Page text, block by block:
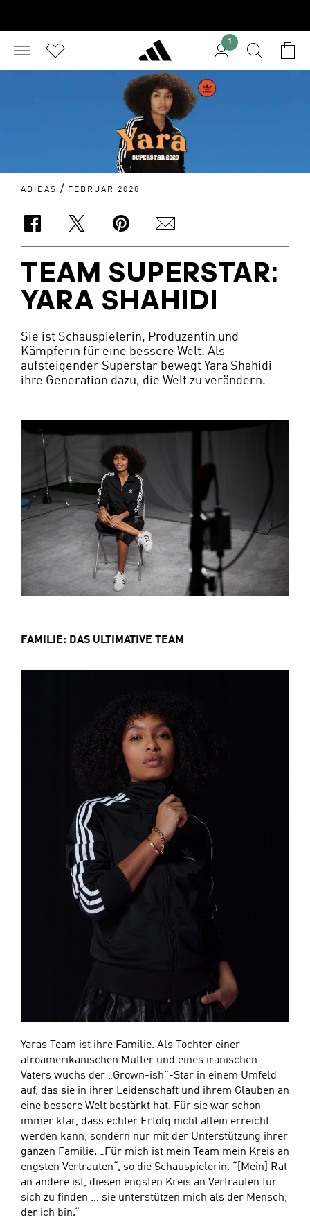
1
ADIDAS / FEBRUAR 2020
TEAM SUPERSTAR:
YARA SHAHIDI
Sie ist Schauspielerin, Produzentin und
Kämpferin für eine bessere Welt. Als
aufsteigender Superstar bewegt Yara Shahidi
ihre Generation dazu, die Welt zu verändern.
FAMILIE: DAS ULTIMATIVE TEAM
Yaras Team ist ihre Familie. Als Tochter einer
afroamerikanischen Mutter und eines iranischen
Vaters wuchs der „Grown-ish”-Star in einem Umfeld
auf, das sie in ihrer Leidenschaft und ihrem Glauben an
eine bessere Welt bestärkt hat. Für sie war schon
immer klar, dass echter Erfolg nicht allein erreicht
werden kann, sondern nur mit der Unterstützung ihrer
ganzen Familie. „Für mich ist mein Team mein Kreis an
engsten Vertrauten“, so die Schauspielerin. “[Mein] Rat
an andere ist, diesen engsten Kreis an Vertrauten für
sich zu finden … sie unterstützen mich als der Mensch,
der ich bin.“